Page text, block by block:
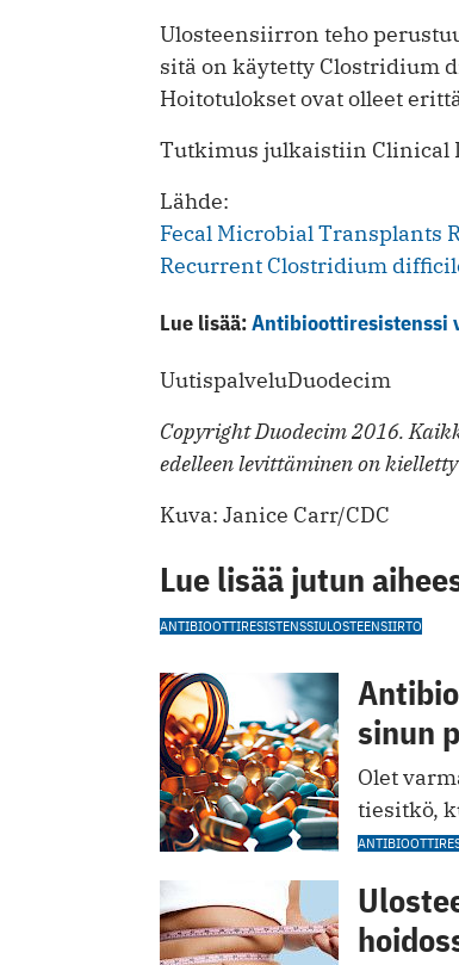
Ulosteensiirron teho
sitä on käytetty Clostridium
Hoitotulokset ovat olleet
Tutkimus julkaistiin Clinical
Lähde:
Fecal Microbial Transplants
Recurrent Clostridium
Lue lisää:Antibioottiresistenssi
UutispalveluDuodecim
Copyright Duodecim 2016.
edelleen levittäminen on
Kuva: Janice Carr/CDC
Lue lisää jutun
ANTIBIOOTTIRESISTENSSIULOSTEENSIIRTO
sinun
Olet
tiesitkö,